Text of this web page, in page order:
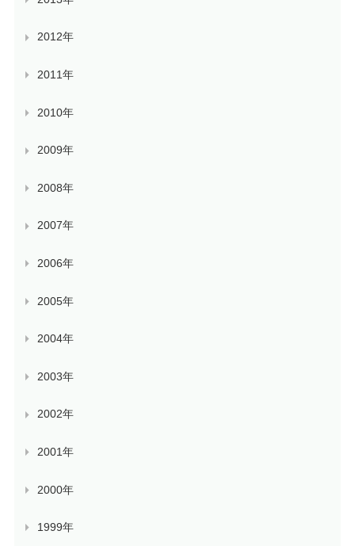
2012年
2011年
2010年
2009年
2008年
2007年
2006年
2005年
2004年
2003年
2002年
2001年
2000年
1999年